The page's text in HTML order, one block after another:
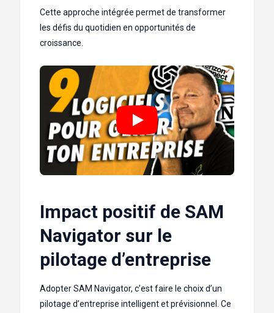
Cette approche intégrée permet de transformer
les défis du quotidien en opportunités de
croissance.
Impact positif de SAM
Navigator sur le
pilotage d’entreprise
Adopter SAM Navigator, c’est faire le choix d’un
pilotage d’entreprise intelligent et prévisionnel. Ce